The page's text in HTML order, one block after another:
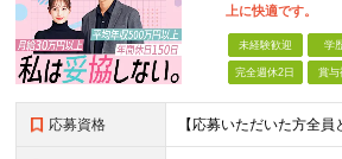
上に快適です。
未経験歓迎 学
完全週休2日 賞与
応募資格